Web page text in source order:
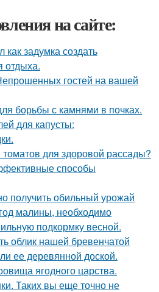
на сайте:
задумка создать
отдыха.
гостей на вашей
борьбы с камнями в почках.
для капусты:
томатов для здоровой рассады?
способы
получить обильный урожай
малины, необходимо
подкормку весной.
облик нашей бревенчатой
ее деревянной доской.
ягодного царства.
Таких вы еще точно не